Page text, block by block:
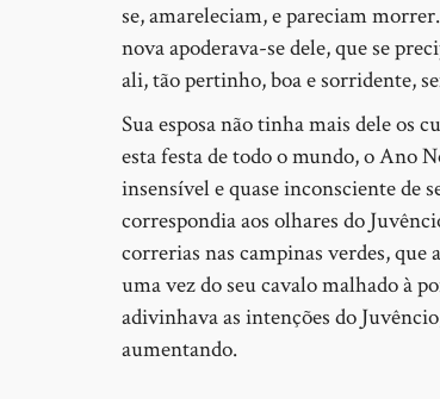
se, amareleciam, e pareciam
nova apoderava-se dele, que se
ali, tão pertinho, boa e sorridente,
Sua esposa não tinha mais dele os
esta festa de todo o mundo, o Ano
insensível e quase inconsciente de
correspondia aos olhares do
correrias nas campinas verdes, que
uma vez do seu cavalo malhado à
adivinhava as intenções do
aumentando.